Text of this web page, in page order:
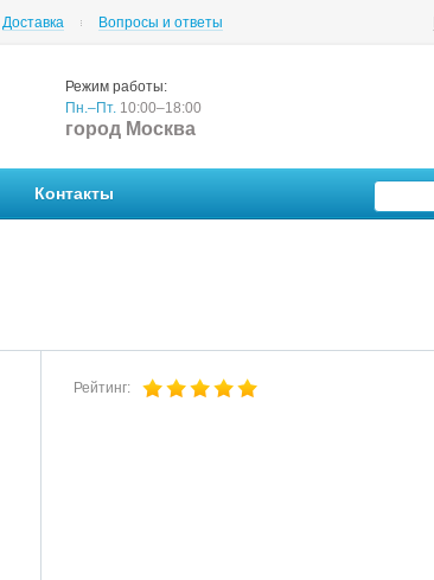
Доставка Вопросы и ответы
Режим работы:
Пн.–Пт. 10:00–18:00
город Москва
Контакты
Рейтинг: